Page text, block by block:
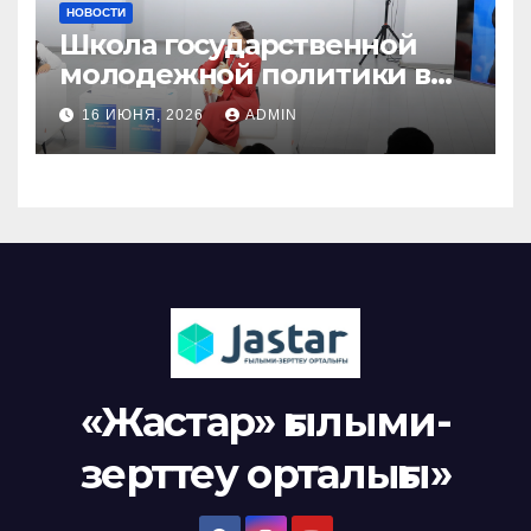
НОВОСТИ
Школа государственной
молодежной политики в
области Актобе
16 ИЮНЯ, 2026 ADMIN
«Жастар» ғылыми-
зерттеу орталығы»